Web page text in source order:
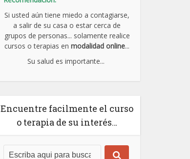
Si usted aún tiene miedo a contagiarse,
a salir de su casa o estar cerca de
grupos de personas... solamente realice
cursos o terapias en modalidad online...
Su salud es importante...
Encuentre facilmente el curso
o terapia de su interés…